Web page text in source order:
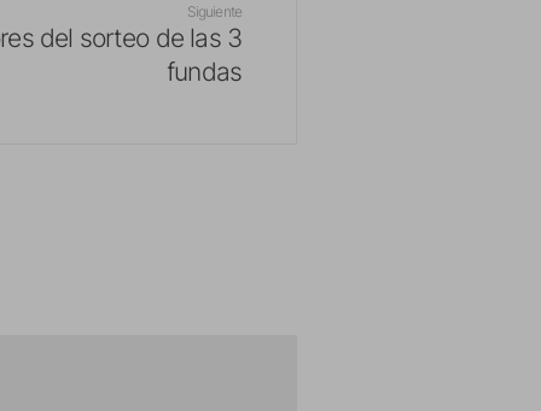
Siguiente
del sorteo de las 3
fundas